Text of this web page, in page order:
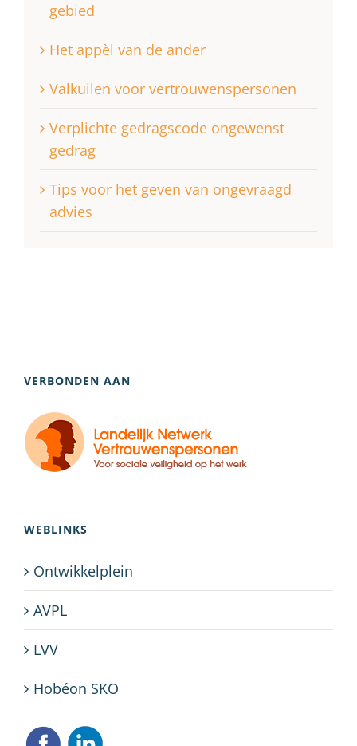
gebied
Het appèl van de ander
Valkuilen voor vertrouwenspersonen
Verplichte gedragscode ongewenst
gedrag
Tips voor het geven van ongevraagd
advies
VERBONDEN AAN
WEBLINKS
Ontwikkelplein
AVPL
LVV
Hobéon SKO